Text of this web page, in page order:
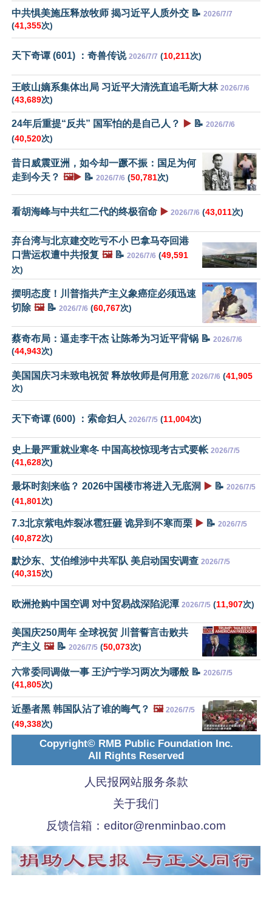
中共惧美施压释放牧师 揭习近平人质外交 📝 2026/7/7
(41,355次)
天下奇谭 (601) ：奇兽传说 2026/7/7 (10,211次)
王岐山嫡系集体出局 习近平大清洗直追毛斯大林 2026/7/6
(43,689次)
24年后重提“反共” 国军怕的是自己人？ ▶️ 📝 2026/7/6
(40,520次)
昔日威震亚洲，如今却一蹶不振：国足为何
走到今天？ 🖼️▶️ 📝 2026/7/6 (50,781次)
看胡海峰与中共红二代的终极宿命 ▶️ 2026/7/6 (43,011次)
弃台湾与北京建交吃亏不小 巴拿马夺回港
口营运权遭中共报复 🖼️📝 2026/7/6 (49,591
次)
摆明态度！川普指共产主义象癌症必须迅速
切除 🖼️📝 2026/7/6 (60,767次)
蔡奇布局：逼走李干杰 让陈希为习近平背锅 📝 2026/7/6
(44,943次)
美国国庆习未致电祝贺 释放牧师是何用意 2026/7/6 (41,905
次)
天下奇谭 (600) ：索命妇人 2026/7/5 (11,004次)
史上最严重就业寒冬 中国高校惊现考古式要帐 2026/7/5
(41,628次)
最坏时刻来临？ 2026中国楼市将进入无底洞 ▶️ 📝 2026/7/5
(41,801次)
7.3北京紫电炸裂冰雹狂砸 诡异到不寒而栗 ▶️ 📝 2026/7/5
(40,872次)
默沙东、艾伯维涉中共军队 美启动国安调查 2026/7/5
(40,315次)
欧洲抢购中国空调 对中贸易战深陷泥潭 2026/7/5 (11,907次)
美国庆250周年 全球祝贺 川普誓言击败共
产主义 🖼️📝 2026/7/5 (50,073次)
六常委同调做一事 王沪宁学习两次为哪般 📝 2026/7/5
(41,805次)
近墨者黑 韩国队沾了谁的晦气？ 🖼️ 2026/7/5
(49,338次)
Copyright© RMB Public Foundation Inc.
All Rights Reserved
人民报网站服务条款
关于我们
反馈信箱： editor@renminbao.com